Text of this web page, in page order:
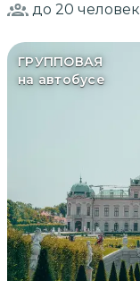
до 20 человек
ГРУППОВАЯ
на автобусе